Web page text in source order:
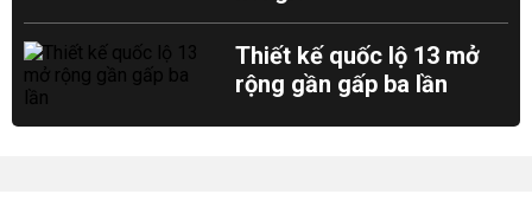
Thiết kế quốc lộ 13 mở
rộng gần gấp ba lần